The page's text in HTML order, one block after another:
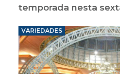
temporada nesta
VARIEDADES